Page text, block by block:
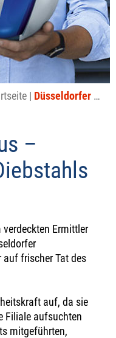
| Düsseldorfer Einrichtungshaus – Straftäter des Diebstahls überführt
–
Ermittler
frischer Tat des
auf, da sie
Filiale aufsuchten
mitgeführten,